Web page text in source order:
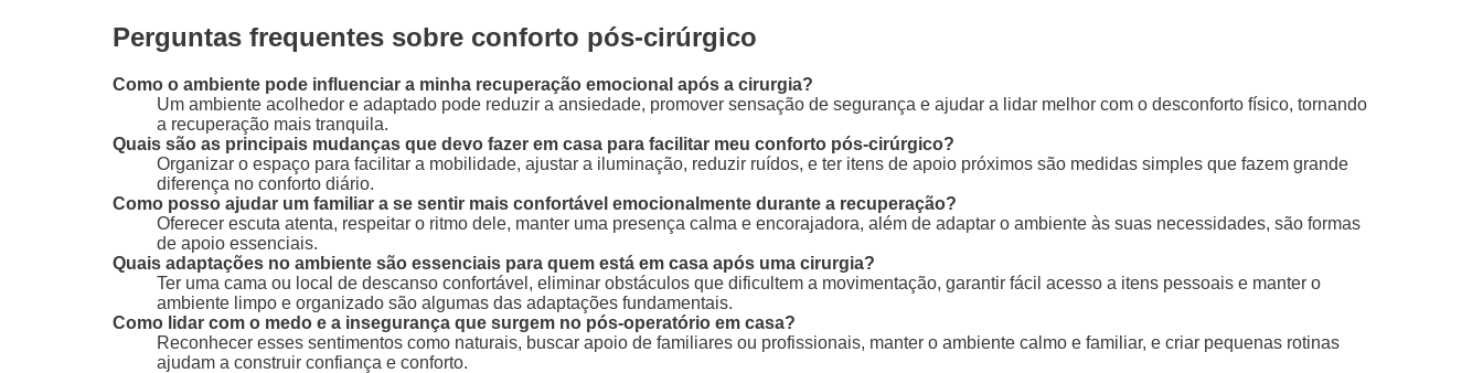
Perguntas frequentes sobre conforto pós-cirúrgico
Como o ambiente pode influenciar a minha recuperação emocional após a cirurgia?
Um ambiente acolhedor e adaptado pode reduzir a ansiedade, promover sensação de segurança e ajudar a lidar melhor com o desconforto físico, tornando
a recuperação mais tranquila.
Quais são as principais mudanças que devo fazer em casa para facilitar meu conforto pós-cirúrgico?
Organizar o espaço para facilitar a mobilidade, ajustar a iluminação, reduzir ruídos, e ter itens de apoio próximos são medidas simples que fazem grande
diferença no conforto diário.
Como posso ajudar um familiar a se sentir mais confortável emocionalmente durante a recuperação?
Oferecer escuta atenta, respeitar o ritmo dele, manter uma presença calma e encorajadora, além de adaptar o ambiente às suas necessidades, são formas
de apoio essenciais.
Quais adaptações no ambiente são essenciais para quem está em casa após uma cirurgia?
Ter uma cama ou local de descanso confortável, eliminar obstáculos que dificultem a movimentação, garantir fácil acesso a itens pessoais e manter o
ambiente limpo e organizado são algumas das adaptações fundamentais.
Como lidar com o medo e a insegurança que surgem no pós-operatório em casa?
Reconhecer esses sentimentos como naturais, buscar apoio de familiares ou profissionais, manter o ambiente calmo e familiar, e criar pequenas rotinas
ajudam a construir confiança e conforto.